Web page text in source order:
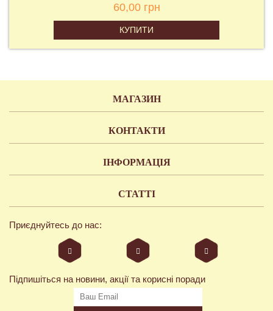
60,00 грн
КУПИТИ
МАГАЗИН
КОНТАКТИ
ІНФОРМАЦІЯ
СТАТТІ
Приєднуйтесь до нас:
Підпишіться на новини, акції та корисні поради